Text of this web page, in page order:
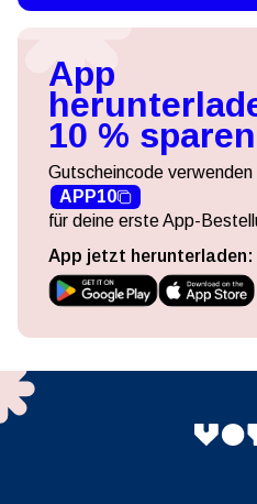
App
10 % sparen
Gutscheincode verwenden
APP10
für deine erste App-
App jetzt herunterladen: